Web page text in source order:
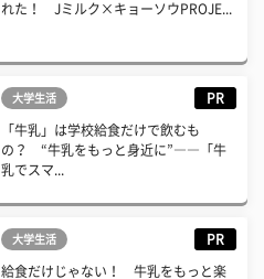
れた！ Jミルク×キョーソウPROJE...
大学生活 PR
「牛乳」は学校給食だけで飲むも
の？ “牛乳をもっと身近に”――「牛
乳でスマ...
大学生活 PR
給食だけじゃない！ 牛乳をもっと楽